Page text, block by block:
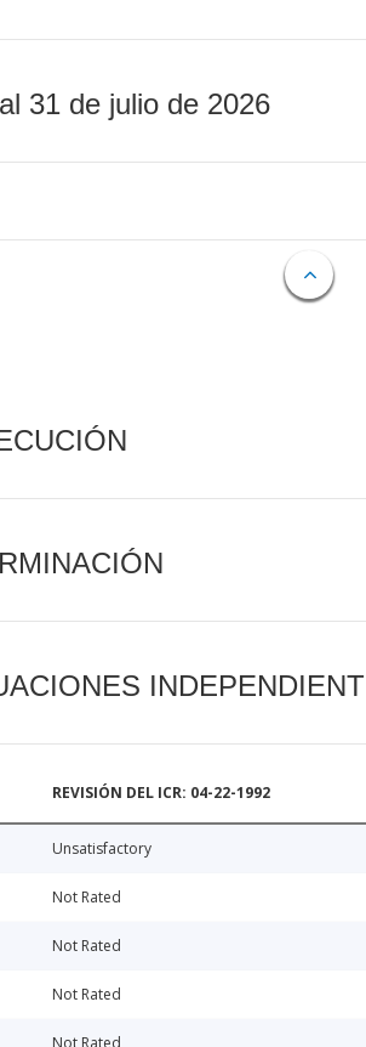
31 de julio de 2026
REVISIÓN DEL ICR: 04-22-1992
Unsatisfactory
Not Rated
Not Rated
Not Rated